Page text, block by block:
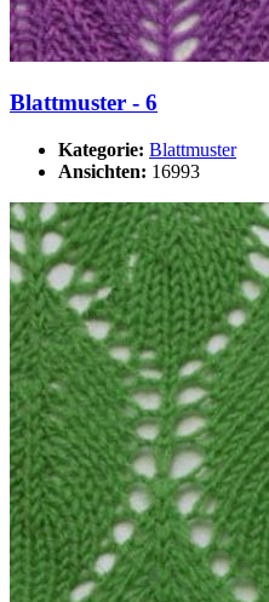
Blattmuster - 6
Kategorie: Blattmuster
Ansichten: 16993